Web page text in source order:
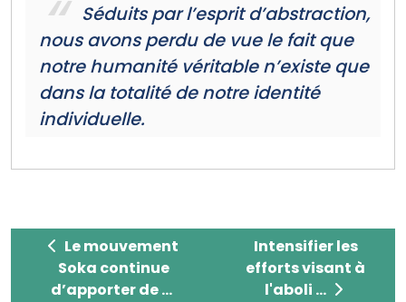
Séduits par l’esprit d’abstraction,
nous avons perdu de vue le fait que
notre humanité véritable n’existe que
dans la totalité de notre identité
individuelle.
Le mouvement Soka continue d’apporter de
Le mouvement
Soka continue
d’apporter de ...
Intensifier les
Intensifier les
efforts visant à
l'aboli ...